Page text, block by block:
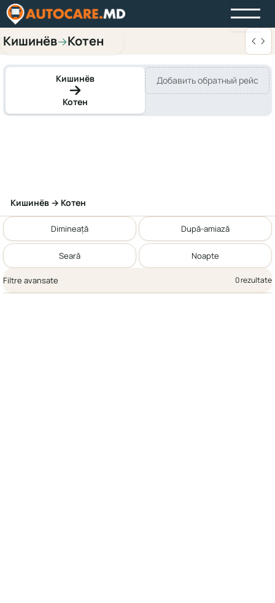
Кишинёв→Котен
Кишинёв
Котен
Добавить обратный рейс
Кишинёв → Котен
Dimineață După-amiază
Seară Noapte
Filtre avansate 0 rezultate